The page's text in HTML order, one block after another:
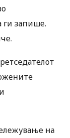
ги запише.
на